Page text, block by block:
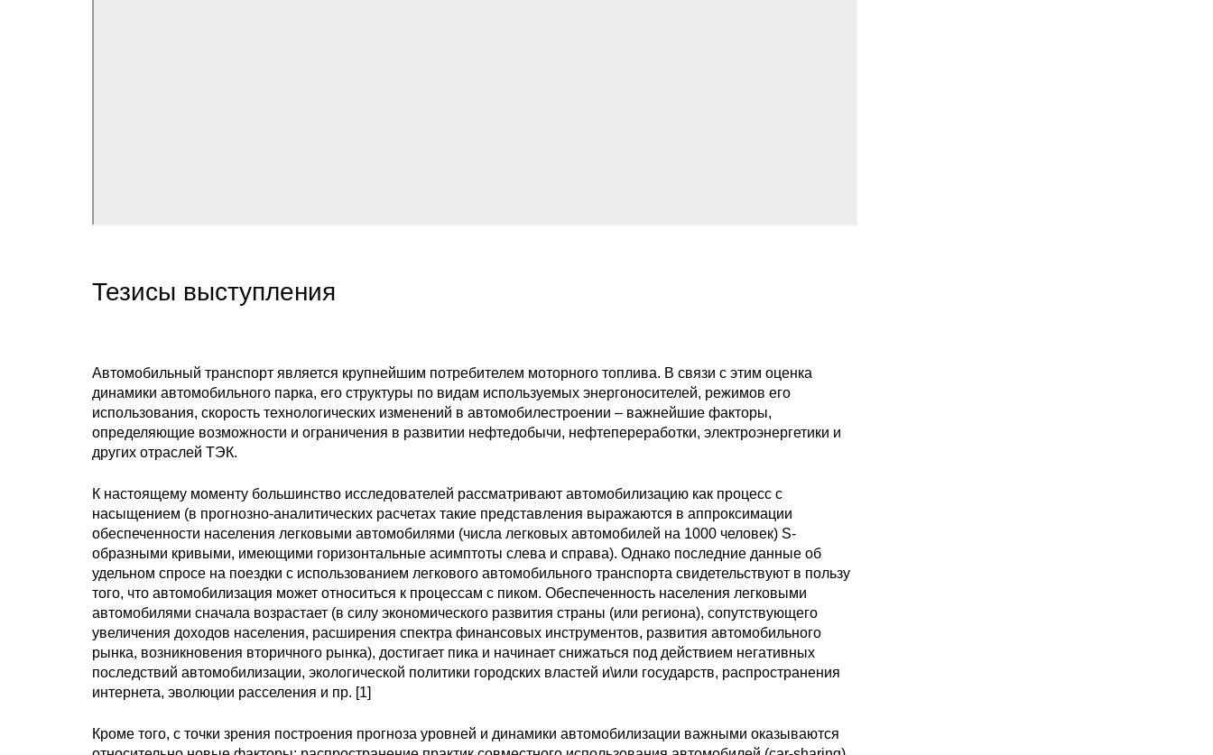
Тезисы выступления
Автомобильный транспорт является крупнейшим потребителем моторного топлива. В связи с этим оценка
динамики автомобильного парка, его структуры по видам используемых энергоносителей, режимов его
использования, скорость технологических изменений в автомобилестроении – важнейшие факторы,
определяющие возможности и ограничения в развитии нефтедобычи, нефтепереработки, электроэнергетики и
других отраслей ТЭК.
К настоящему моменту большинство исследователей рассматривают автомобилизацию как процесс с
насыщением (в прогнозно-аналитических расчетах такие представления выражаются в аппроксимации
обеспеченности населения легковыми автомобилями (числа легковых автомобилей на 1000 человек) S-
образными кривыми, имеющими горизонтальные асимптоты слева и справа). Однако последние данные об
удельном спросе на поездки с использованием легкового автомобильного транспорта свидетельствуют в пользу
того, что автомобилизация может относиться к процессам с пиком. Обеспеченность населения легковыми
автомобилями сначала возрастает (в силу экономического развития страны (или региона), сопутствующего
увеличения доходов населения, расширения спектра финансовых инструментов, развития автомобильного
рынка, возникновения вторичного рынка), достигает пика и начинает снижаться под действием негативных
последствий автомобилизации, экологической политики городских властей и\или государств, распространения
интернета, эволюции расселения и пр. [1]
Кроме того, с точки зрения построения прогноза уровней и динамики автомобилизации важными оказываются